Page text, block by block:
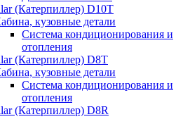
(Катерпиллер) D10T
кузовные детали
Система кондиционирования и
отопления
(Катерпиллер) D8T
кузовные детали
Система кондиционирования и
отопления
(Катерпиллер) D8R